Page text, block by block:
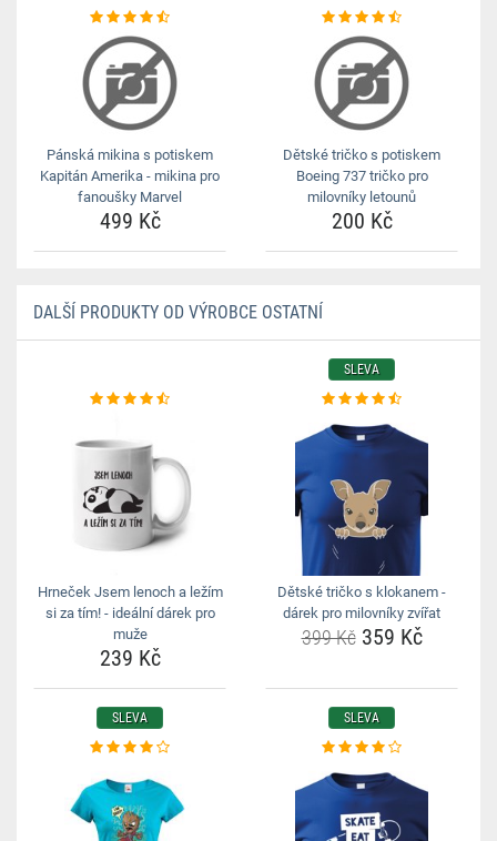
Pánská mikina s potiskem
Kapitán Amerika - mikina pro
fanoušky Marvel
499 Kč
Dětské tričko s potiskem
Boeing 737 tričko pro
milovníky letounů
200 Kč
DALŠÍ PRODUKTY OD VÝROBCE OSTATNÍ
Hrneček Jsem lenoch a ležím
si za tím! - ideální dárek pro
muže
239 Kč
SLEVA
Dětské tričko s klokanem -
dárek pro milovníky zvířat
399 Kč359 Kč
SLEVA SLEVA